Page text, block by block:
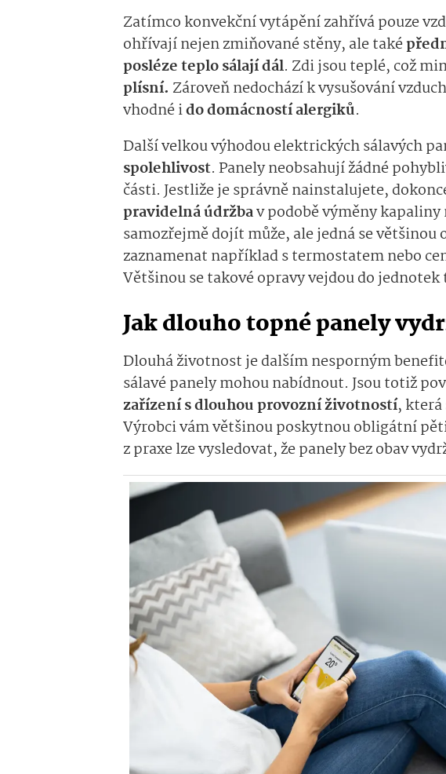
Zatímco konvekční vytápění zahřívá pouze
ohřívají nejen zmiňované stěny, ale také
posléze teplo sálají dál. Zdi jsou teplé, což
plísní. Zároveň nedochází k vysušování
vhodné ido domácností alergiků.
Další velkou výhodou elektrických sálavých
spolehlivost. Panely neobsahují žádné
části. Jestliže je správně nainstalujete,
pravidelná údržbav podobě výměny
samozřejmě dojít může, ale jedná se většinou
zaznamenat například s termostatem nebo
Většinou se takové opravy vejdou do jednotek
Jak dlouho topné panely
Dlouhá životnost je dalším nesporným
sálavé panely mohou nabídnout. Jsou totiž
zařízení s dlouhou provozní životností, která
Výrobci vám většinou poskytnou obligátní
z praxe lze vysledovat, že panely bez obav